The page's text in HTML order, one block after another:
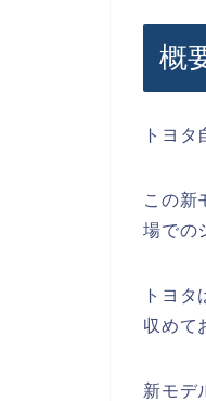
概
トヨ
この新
場での
トヨ
収めて
新モデ